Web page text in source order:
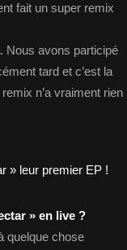
fait un super remix
. Nous avons participé
tard et c’est la
n’a vraiment rien
» en live ?
quelque chose